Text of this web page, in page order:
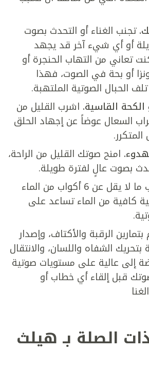
تجنب الغناء أو التحدث بصوت
أو أي شيء آخر قد يجهد
تعاني من التهاب الحنجرة أو
أو بحة في الصوت، فهذا
الحبال الصوتية الملتهبة.
القاسية. اشرب القليل من
السعال عوضاً عن إجهاد الحلق
امنح صوتك القليل من الراحة،
بصوت عالٍ لفترة طويلة.
اشرب ما لا يقل عن 6 أكواب من الماء
كافية من الماء تساعد على
الرقبة والأكتاف، وإصدار
بتحريك الشفاه واللسان، والانتقال
إلى عالية على مستويات صوتية
قبل إلقاء أي خطاب أو
الصلة بـ هيلث